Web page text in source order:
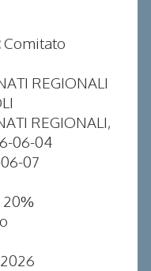
Comitato
REGIONALI
REGIONALI,
06-04
07
20%